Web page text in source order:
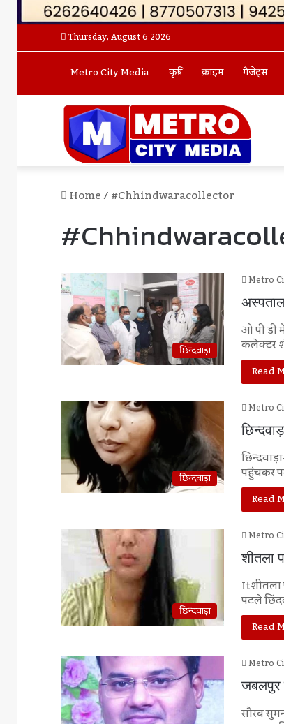
Thursday, August 6 2026
Metro City Media कृषि क्राइम गैजेट्स
Home/#chhindwaracollector
छिन्दवाड़ा
Metro
ओ पी डी
कलेक्टर
Read
छिन्दवाड़ा
Metro
पहुंचकर
Read
छिन्दवाड़ा
Metro
शीतला
Itशीतला
पटले
Read
Metro
जबलपुर
सौरव